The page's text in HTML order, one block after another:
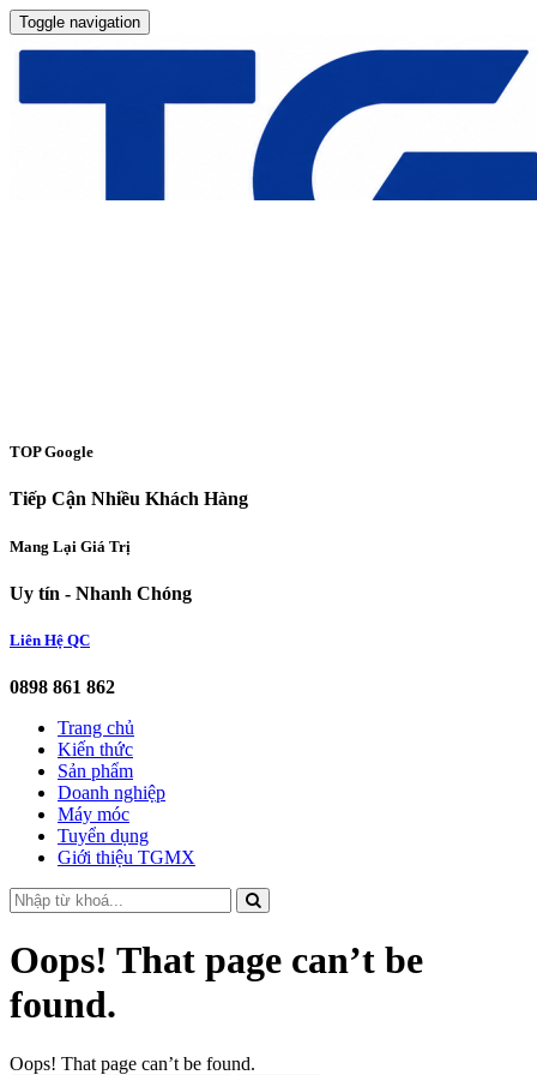
Toggle navigation
TOP Google
Tiếp Cận Nhiều Khách Hàng
Mang Lại Giá Trị
Uy tín - Nhanh Chóng
Liên Hệ QC
0898 861 862
Trang chủ
Kiến thức
Sản phẩm
Doanh nghiệp
Máy móc
Tuyển dụng
Giới thiệu TGMX
Oops! That page can’t be
found.
Oops! That page can’t be found.